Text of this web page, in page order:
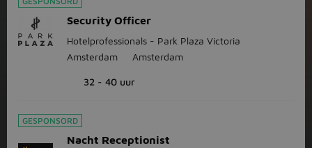
Security Officer
Hotelprofessionals - Park Plaza Victoria
Amsterdam
Amsterdam
32 - 40 uur
GESPONSORD
Nacht Receptionist